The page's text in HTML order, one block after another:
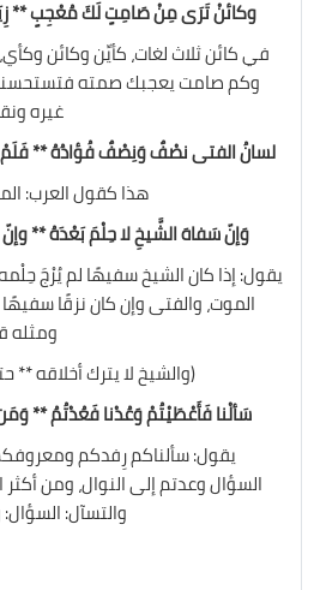
وكائنْ تَرَى مِنْ صَامِتٍ لَكَ مُعْجِبٍ **
في كائن ثلاث لغات، كأيِّن وكائن
وكم صامت يعجبك صمته
غيره
لسانُ الفتى نصْفٌ وَنِصْفٌ فُؤادُهُ ** فَلَمْ
هذا كقول العرب:
وَإنّ سَفاهَ الشَّيخِ لا حِلْمَ بَعْدَهُ **
يقول: إذا كان الشيخ سفيهًا لم يُرْجَ
الموت، والفتى وإن كان نزقًا
ومثله
(والشيخ لا يترك أخلاقه
سَألْنا فَأَعْطَيْتُمْ وَعُدْنا فَعُدْتُمُ **
يقول: سألناكم رِفدكم
السؤال وعدتم إلى النوال، ومن أكثر
والتسآل: